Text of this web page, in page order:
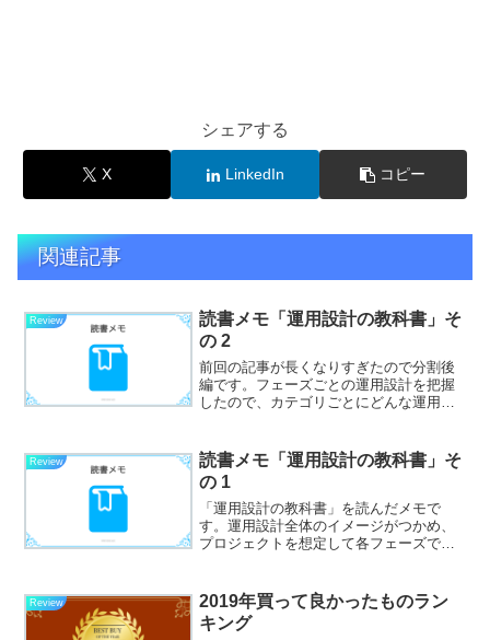
シェアする
X LinkedIn コピー
関連記事
Review
読書メモ「運用設計の教科書」そ
の 2
前回の記事が長くなりすぎたので分割後
編です。フェーズごとの運用設計を把握
したので、カテゴリごとにどんな運用項
ーズで行う運用項目の洗い出しの時、次
にあげるような項目を記載...
Review
読書メモ「運用設計の教科書」そ
の 1
「運用設計の教科書」を読んだメモで
す。運用設計全体のイメージがつかめ、
プロジェクトを想定して各フェーズで行
はシステムもしくは提供するサービスの
利用開始から終了まで必要と...
Review
2019年買って良かったものラン
キング